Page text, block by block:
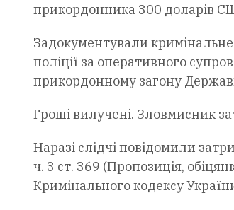
прикордонника 300 доларів
Задокументували
поліції за оперативного
прикордонному загону
Гроші вилучені. Зловмисник
Наразі слідчі повідомили
ч. 3 ст. 369 (Пропозиція,
Кримінального кодексу